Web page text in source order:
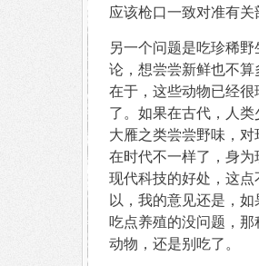
应该枪口一致对准有关
另一个问题是吃珍稀
论，想尝尝新鲜也不
在于，这些动物已经
了。如果在古代，人
大雁之类尝尝野味，
在时代不一样了，身
现代科技的好处，这
以，我的意见还是，如
吃点养殖的没问题，
动物，还是别吃了。